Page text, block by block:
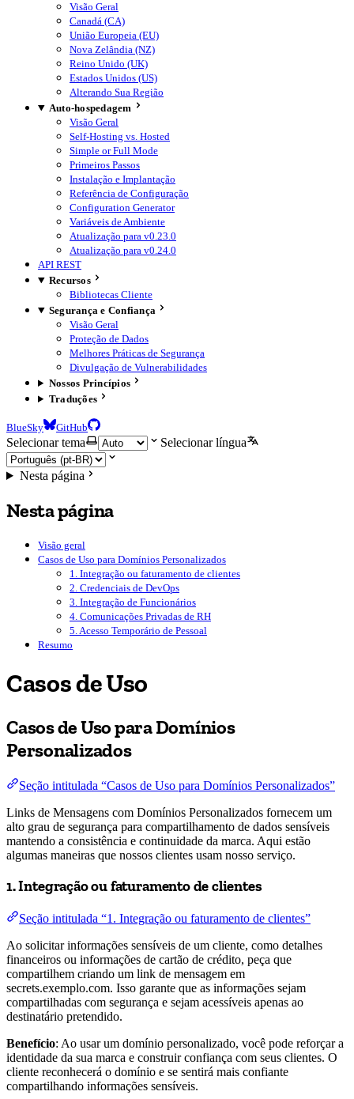
Visão Geral
Canadá (CA)
União Europeia (EU)
Nova Zelândia (NZ)
Reino Unido (UK)
Estados Unidos (US)
Alterando Sua Região
Auto-hospedagem
Visão Geral
Self-Hosting vs. Hosted
Simple or Full Mode
Primeiros Passos
Instalação e Implantação
Referência de Configuração
Configuration Generator
Variáveis de Ambiente
Atualização para v0.23.0
Atualização para v0.24.0
API REST
Recursos
Bibliotecas Cliente
Segurança e Confiança
Visão Geral
Proteção de Dados
Melhores Práticas de Segurança
Divulgação de Vulnerabilidades
Nossos Princípios
Traduções
BlueSky GitHub
Selecionar tema Selecionar língua
Nesta página
Nesta página
Visão geral
Casos de Uso para Domínios Personalizados
1. Integração ou faturamento de clientes
2. Credenciais de DevOps
3. Integração de Funcionários
4. Comunicações Privadas de RH
5. Acesso Temporário de Pessoal
Resumo
Casos de Uso
Casos de Uso para Domínios
Personalizados
Seção intitulada “Casos de Uso para Domínios Personalizados”
Links de Mensagens com Domínios Personalizados fornecem um
alto grau de segurança para compartilhamento de dados sensíveis
mantendo a consistência e continuidade da marca. Aqui estão
algumas maneiras que nossos clientes usam nosso serviço.
1. Integração ou faturamento de clientes
Seção intitulada “1. Integração ou faturamento de clientes”
Ao solicitar informações sensíveis de um cliente, como detalhes
financeiros ou informações de cartão de crédito, peça que
compartilhem criando um link de mensagem em
secrets.exemplo.com. Isso garante que as informações sejam
compartilhadas com segurança e sejam acessíveis apenas ao
destinatário pretendido.
Benefício: Ao usar um domínio personalizado, você pode reforçar a
identidade da sua marca e construir confiança com seus clientes. O
cliente reconhecerá o domínio e se sentirá mais confiante
compartilhando informações sensíveis.